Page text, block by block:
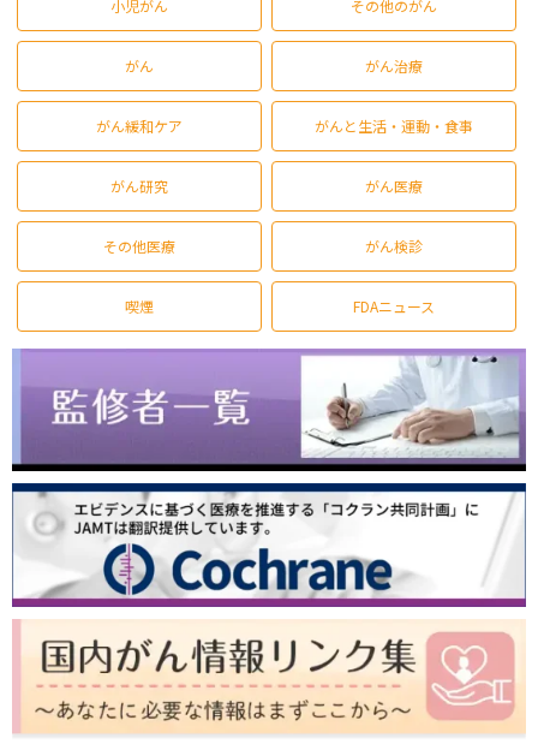
小児がん その他のがん
がん がん治療
がん緩和ケア がんと生活・運動・食事
がん研究 がん医療
その他医療 がん検診
喫煙 FDAニュース